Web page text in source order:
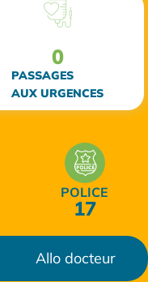
PASSAGES
AUX URGENCES
0
POLICE
17
Allo docteur